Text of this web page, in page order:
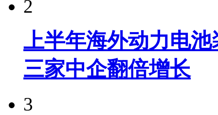
2
上半年海外动力电
三家中企翻倍增长
3